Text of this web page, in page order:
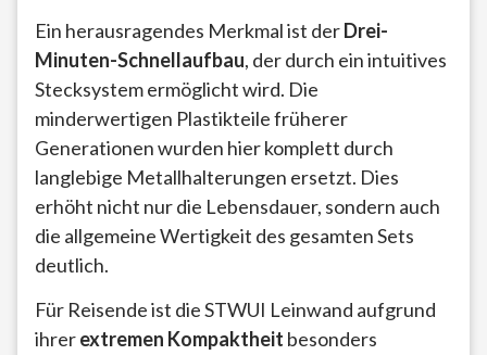
Ein herausragendes Merkmal ist derDrei-
Minuten-Schnellaufbau, der durch ein intuitives
Stecksystem ermöglicht wird. Die
minderwertigen Plastikteile früherer
Generationen wurden hier komplett durch
langlebige Metallhalterungen ersetzt. Dies
erhöht nicht nur die Lebensdauer, sondern auch
die allgemeine Wertigkeit des gesamten Sets
deutlich.
Für Reisende ist die STWUI Leinwand aufgrund
ihrerextremen Kompaktheit besonders